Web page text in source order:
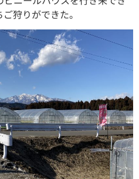
狩りができた。